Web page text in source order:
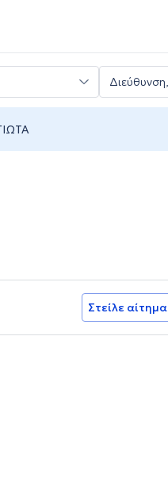
Στείλε αίτημα